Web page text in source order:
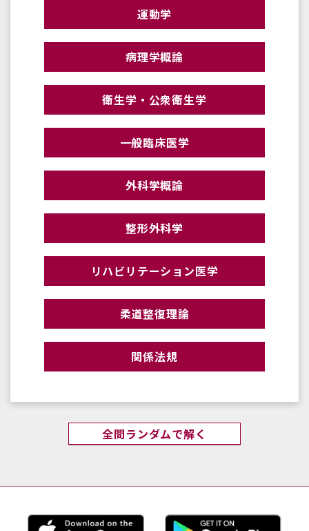
運動学
病理学概論
衛生学・公衆衛生学
一般臨床医学
外科学概論
整形外科学
リハビリテーション医学
柔道整復理論
関係法規
全問ランダムで解く